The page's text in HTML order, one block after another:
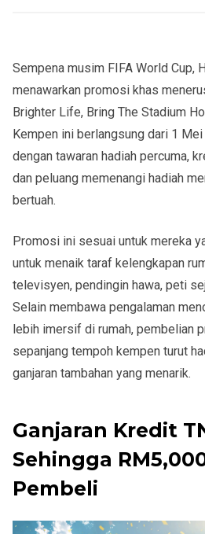
Sempena musim FIFA World Cup,
menawarkan promosi khas
Brighter Life, Bring The Stadium
Kempen ini berlangsung dari 1
dengan tawaran hadiah percuma,
dan peluang memenangi hadiah
bertuah.
Promosi ini sesuai untuk mereka
untuk menaik taraf kelengkapan
televisyen, pendingin hawa, peti
Selain membawa pengalaman
lebih imersif di rumah, pembelian
sepanjang tempoh kempen turut
ganjaran tambahan yang menarik.
Ganjaran Kredit
Sehingga
Pembeli